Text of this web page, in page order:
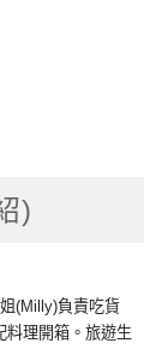
)
(Milly)負責吃貨
料理開箱。旅遊生